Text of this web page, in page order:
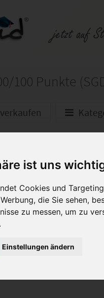
ist uns
Cookies und
die Sie sehen,
zu messen, um zu
Einstellungen ändern
100 Punkte
und
zu dem Arbeitsheft
mit 100 von 100
nur als Lernhilfe, bzw.
;)